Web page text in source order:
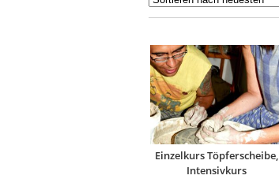
Einzelkurs Töpferscheibe,
Intensivkurs